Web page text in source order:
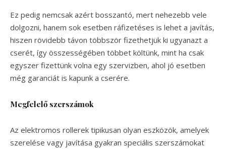
Ez pedig nemcsak azért bosszantó, mert nehezebb vele
dolgozni, hanem sok esetben ráfizetéses is lehet a javítás,
hiszen rövidebb távon többször fizethetjük ki ugyanazt a
cserét, így összességében többet költünk, mint ha csak
egyszer fizettünk volna egy szervizben, ahol jó esetben
még garanciát is kapunk a cserére.
Megfelelő szerszámok
Az elektromos rollerek tipikusan olyan eszközök, amelyek
szerelése vagy javítása gyakran speciális szerszámokat